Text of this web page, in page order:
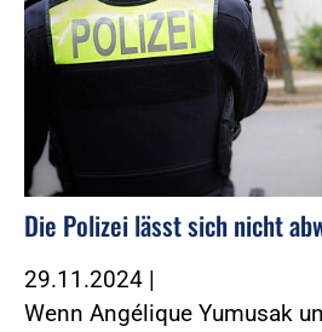
Die Polizei lässt sich nicht
29.11.2024 |
Wenn Angélique Yumusak